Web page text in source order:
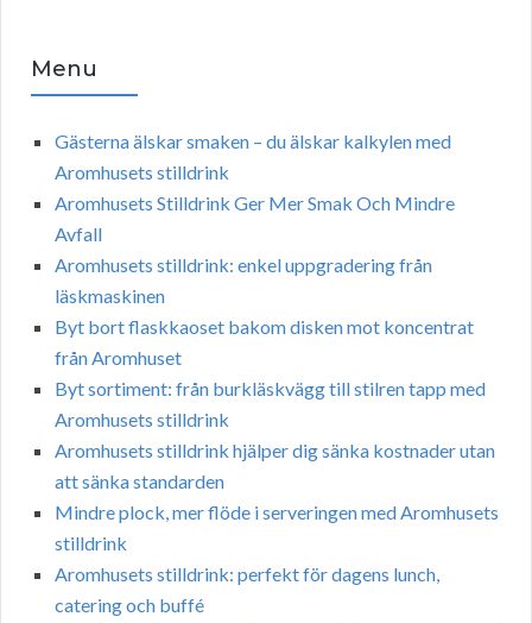
Menu
Gästerna älskar smaken – du älskar kalkylen med
Aromhusets stilldrink
Aromhusets Stilldrink Ger Mer Smak Och Mindre
Avfall
Aromhusets stilldrink: enkel uppgradering från
läskmaskinen
Byt bort flaskkaoset bakom disken mot koncentrat
från Aromhuset
Byt sortiment: från burkläskvägg till stilren tapp med
Aromhusets stilldrink
Aromhusets stilldrink hjälper dig sänka kostnader utan
att sänka standarden
Mindre plock, mer flöde i serveringen med Aromhusets
stilldrink
Aromhusets stilldrink: perfekt för dagens lunch,
catering och buffé